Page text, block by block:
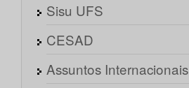
Sisu UFS
CESAD
Assuntos Internacionais